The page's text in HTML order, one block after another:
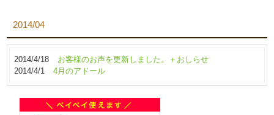
2014/04
2014/4/18
お客様のお声を更新しました。＋おしらせ
2014/4/1
4月のアドール